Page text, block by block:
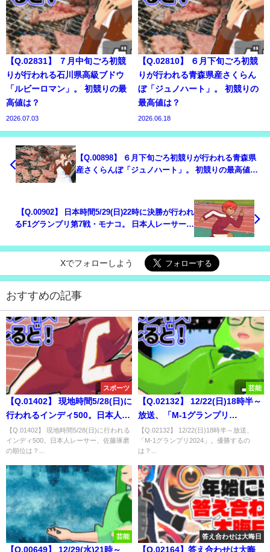
【Q.02831】 ７月中旬ごろ初競
りが行われる石川県高級ブドウ
「ルビーロマン」。 初競りの最
高値は？
2026.07.03
【Q.02810】 ６月下旬ごろ初競
りが行われる青森県産さくらん
ぼ「ジュノハート」。 初競りの
最高値は？
2026.06.18
【Q.00898】 ６月下旬ごろ初競りが行われる青森県
産さくらんぼ「ジュノハート」。 初競りの最高値
【Q.00902】 日本時間5/29(日)22時に決勝が行われ
るF1グランプリ第7戦・モナコ。 日本人レーサー、
Xでフォローしよう
おすすめの記事
スポーツ
【Q.01402】 現地時間5/28(日)に
行われるインディ500。日本人レ
ーサー、佐藤琢磨の順位は？
【Q.01402】 現地時間5/28(日)に行われる
インディ500。日本人レーサー、佐藤琢磨
の順位は？...
芸能
【Q.02132】 12/22(日)18時半～
放送、「M-1グランプリ
2024」。優勝するのは？
【Q.02132】 12/22(日)18時半～放送、
「M-1グランプリ2024」。優勝するの
は？...
芸能
【Q.00649】 12/29(水)21時～
答え合わせは大晦日
【Q.02164】答え合わせは大晦